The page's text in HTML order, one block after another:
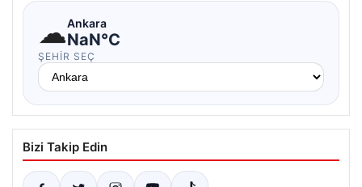
☁Ankara
NaN°C
ŞEHIR SEÇ
Bizi Takip Edin